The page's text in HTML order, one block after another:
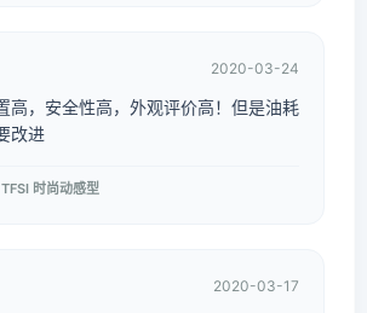
2020-03-24
高，安全性高，外观评价高！但是油耗
改进
时尚动感型
2020-03-17